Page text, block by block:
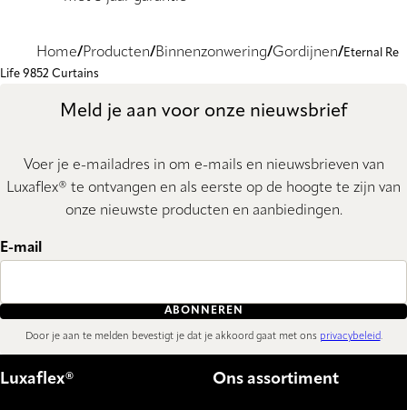
Home Producten Binnenzonwering Gordijnen
Eternal Re
Life 9852 Curtains
Meld je aan voor onze nieuwsbrief
Voer je e-mailadres in om e-mails en nieuwsbrieven van
Luxaflex® te ontvangen en als eerste op de hoogte te zijn van
onze nieuwste producten en aanbiedingen.
E-mail
ABONNEREN
Door je aan te melden bevestigt je dat je akkoord gaat met ons privacybeleid.
Luxaflex® Ons assortiment